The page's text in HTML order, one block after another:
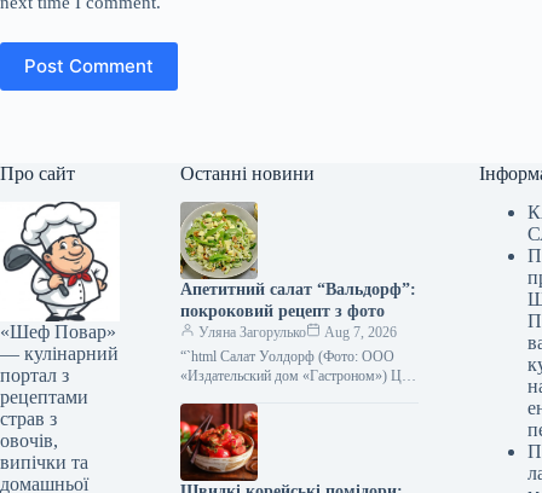
Post Comment
Про сайт
«Шеф Повар»
— кулінарний
портал з
рецептами
страв з
овочів,
випічки та
домашньої
Останні новини
Апетитний салат “Вальдорф”:
покроковий рецепт з фото
Уляна Загорулько
Aug 7, 2026
“`html Салат Уолдорф (Фото: ООО
«Издательский дом «Гастроном») Цей
справжня знахідка для тих, хто цінує
свіжість,…